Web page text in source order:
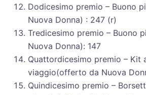
Dodicesimo premio – Buono
Nuova Donna) : 247 (r)
Tredicesimo premio – Buono
Nuova Donna): 147
Quattordicesimo premio – Kit
viaggio(offerto da Nuova
Quindicesimo premio –